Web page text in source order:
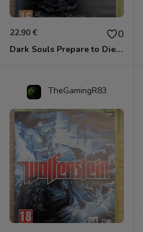
22.90 € 0
Dark Souls Prepare to Die Edition XBOX 360
TheGamingR83